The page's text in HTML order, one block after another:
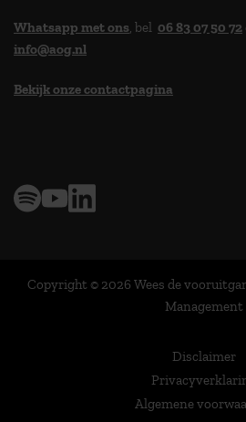
Whatsapp met ons, bel 06 83 07 50 72
info@aog.nl
Bekijk onze contactpagina
Copyright © 2026 Wees de
Management
Disclaimer
Algemene